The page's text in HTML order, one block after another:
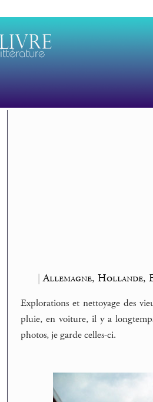
|Allemagne, Hollande,
Explorations et nettoyage des
pluie, en voiture, il y a
photos, je garde celles-ci.